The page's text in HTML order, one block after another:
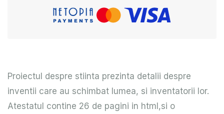
Proiectul despre stiinta prezinta detalii despre
inventii care au schimbat lumea, si inventatorii lor.
Atestatul contine 26 de pagini in html,si o